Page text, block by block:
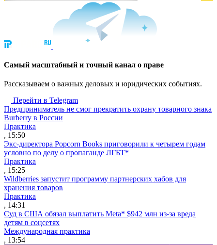
Cамый масштабный и точный канал о праве
Рассказываем о важных деловых и юридических событиях.
Перейти в Telegram
Предприниматель не смог прекратить охрану товарного знака
Burberry в России
Практика
, 15:50
Экс-директора Popcorn Books приговорили к четырем годам
условно по делу о пропаганде ЛГБТ*
Практика
, 15:25
Wildberries запустит программу партнерских хабов для
хранения товаров
Практика
, 14:31
Суд в США обязал выплатить Meta* $942 млн из-за вреда
детям в соцсетях
Международная практика
, 13:54